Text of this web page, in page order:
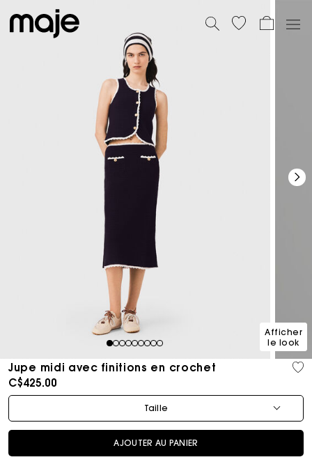
123456789
Afficher
le look
Jupe midi avec finitions en crochet
C$425.00
Taille
AJOUTER AU PANIER